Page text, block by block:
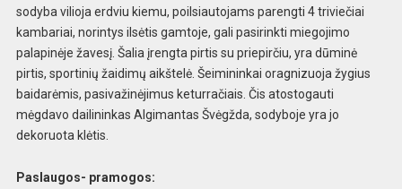
sodyba vilioja erdviu kiemu, poilsiautojams parengti 4 triviečiai
kambariai, norintys ilsėtis gamtoje, gali pasirinkti miegojimo
palapinėje žavesį. Šalia įrengta pirtis su priepirčiu, yra dūminė
pirtis, sportinių žaidimų aikštelė. Šeimininkai oragnizuoja žygius
baidarėmis, pasivažinėjimus keturračiais. Čis atostogauti
mėgdavo dailininkas Algimantas Švėgžda, sodyboje yra jo
dekoruota klėtis.
Paslaugos- pramogos: